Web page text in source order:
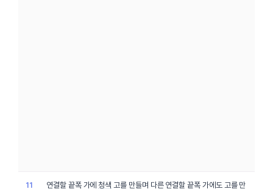
11 연결할 끝폭 가에 청색 고를 만들며 다른 연결할 끝폭 가에도 고를 만